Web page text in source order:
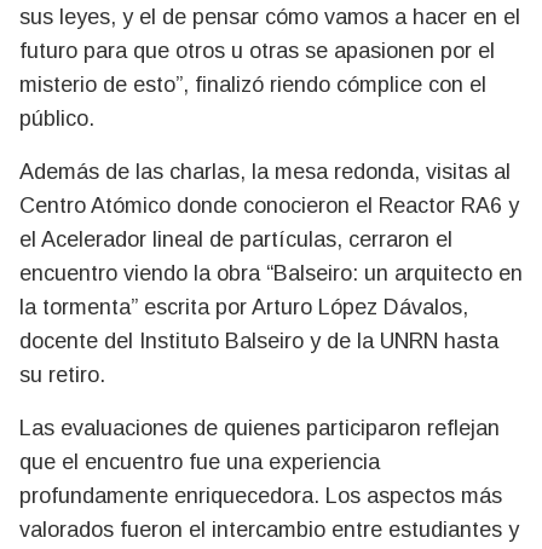
sus leyes, y el de pensar cómo vamos a hacer en el
futuro para que otros u otras se apasionen por el
misterio de esto”, finalizó riendo cómplice con el
público.
Además de las charlas, la mesa redonda, visitas al
Centro Atómico donde conocieron el Reactor RA6 y
el Acelerador lineal de partículas, cerraron el
encuentro viendo la obra “Balseiro: un arquitecto en
la tormenta” escrita por Arturo López Dávalos,
docente del Instituto Balseiro y de la UNRN hasta
su retiro.
Las evaluaciones de quienes participaron reflejan
que el encuentro fue una experiencia
profundamente enriquecedora. Los aspectos más
valorados fueron el intercambio entre estudiantes y